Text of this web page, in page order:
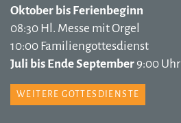
Oktober bis Ferienbeginn
08:30 Hl. Messe mit Orgel
10:00 Familiengottesdienst
Juli bis Ende September 9:00 Uhr
WEITERE GOTTESDIENSTE